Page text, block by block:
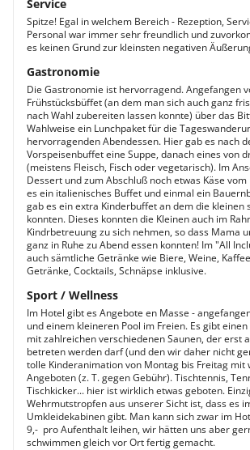
Service
Spitze! Egal in welchem Bereich - Rezeption,
Personal war immer sehr freundlich und
es keinen Grund zur kleinsten negativen
Gastronomie
Die Gastronomie ist hervorragend. Angefangen
Frühstücksbüffet (an dem man sich auch ganz
nach Wahl zubereiten lassen konnte) über das
Wahlweise ein Lunchpaket für die
hervorragenden Abendessen. Hier gab es nach
Vorspeisenbuffet eine Suppe, danach eines von
(meistens Fleisch, Fisch oder vegetarisch). Im
Dessert und zum Abschluß noch etwas Käse
es ein italienisches Buffet und einmal ein
gab es ein extra Kinderbuffet an dem die kleinen
konnten. Dieses konnten die Kleinen auch im
Kindrbetreuung zu sich nehmen, so dass Mama
ganz in Ruhe zu Abend essen konnten! Im "All
auch sämtliche Getränke wie Biere, Weine,
Getränke, Cocktails, Schnäpse inklusive.
Sport / Wellness
Im Hotel gibt es Angebote en Masse -
und einem kleineren Pool im Freien. Es gibt
mit zahlreichen verschiedenen Saunen, der erst
betreten werden darf (und den wir daher nicht
tolle Kinderanimation von Montag bis Freitag mit
Angeboten (z. T. gegen Gebühr). Tischtennis,
Tischkicker... hier ist wirklich etwas geboten.
Wehrmutstropfen aus unserer Sicht ist, dass es
Umkleidekabinen gibt. Man kann sich zwar im
9,-  pro Aufenthalt leihen, wir hätten uns aber
schwimmen gleich vor Ort fertig gemacht.